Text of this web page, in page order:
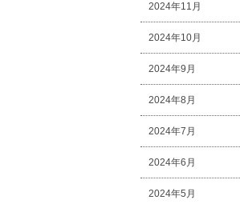
2024年11月
2024年10月
2024年9月
2024年8月
2024年7月
2024年6月
2024年5月